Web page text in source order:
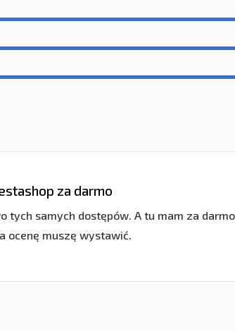
za darmo
tych samych dostępów. A tu mam za
ocenę muszę wystawić.